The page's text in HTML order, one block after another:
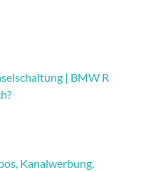
| BMW R
Kanalwerbung,